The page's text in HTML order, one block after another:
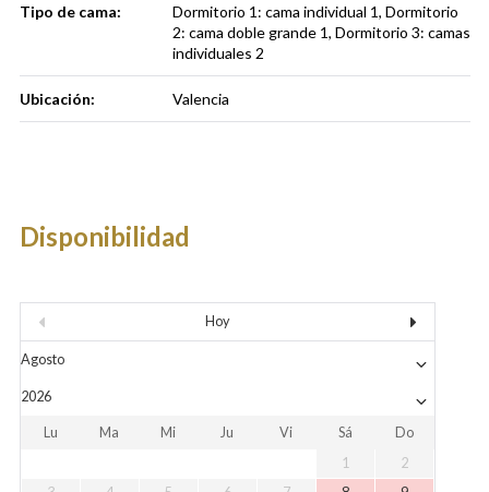
Tipo de cama:
Dormitorio 1: cama individual 1, Dormitorio
2: cama doble grande 1, Dormitorio 3: camas
individuales 2
Ubicación: Valencia
Disponibilidad
Hoy
Lu Ma Mi Ju Vi Sá
Do
1
2